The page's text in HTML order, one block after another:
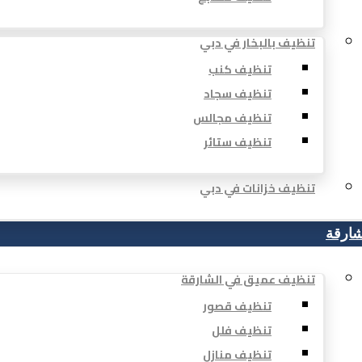
تنظيف بالبخار في دبي
تنظيف كنب
تنظيف سجاد
تنظيف مجالس
تنظيف ستائر
تنظيف خزانات في دبي
تنظيف عميق في الشارقة
تنظيف قصور
تنظيف فلل
تنظيف منازل